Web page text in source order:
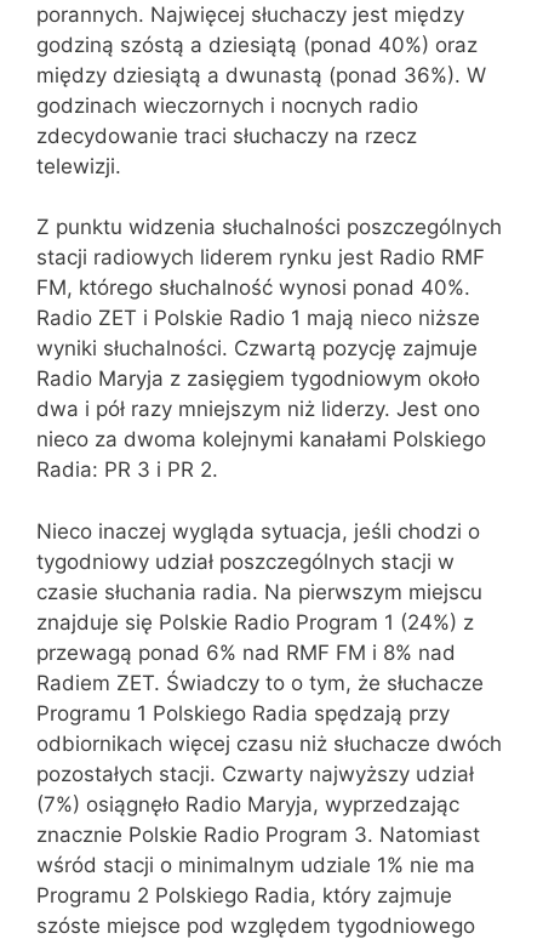
porannych. Najwięcej słuchaczy jest między
godziną szóstą a dziesiątą (ponad 40%) oraz
między dziesiątą a dwunastą (ponad 36%). W
godzinach wieczornych i nocnych radio
zdecydowanie traci słuchaczy na rzecz
telewizji.
Z punktu widzenia słuchalności poszczególnych
stacji radiowych liderem rynku jest Radio RMF
FM, którego słuchalność wynosi ponad 40%.
Radio ZET i Polskie Radio 1 mają nieco niższe
wyniki słuchalności. Czwartą pozycję zajmuje
Radio Maryja z zasięgiem tygodniowym około
dwa i pół razy mniejszym niż liderzy. Jest ono
nieco za dwoma kolejnymi kanałami Polskiego
Radia: PR 3 i PR 2.
Nieco inaczej wygląda sytuacja, jeśli chodzi o
tygodniowy udział poszczególnych stacji w
czasie słuchania radia. Na pierwszym miejscu
znajduje się Polskie Radio Program 1 (24%) z
przewagą ponad 6% nad RMF FM i 8% nad
Radiem ZET. Świadczy to o tym, że słuchacze
Programu 1 Polskiego Radia spędzają przy
odbiornikach więcej czasu niż słuchacze dwóch
pozostałych stacji. Czwarty najwyższy udział
(7%) osiągnęło Radio Maryja, wyprzedzając
znacznie Polskie Radio Program 3. Natomiast
wśród stacji o minimalnym udziale 1% nie ma
Programu 2 Polskiego Radia, który zajmuje
szóste miejsce pod względem tygodniowego